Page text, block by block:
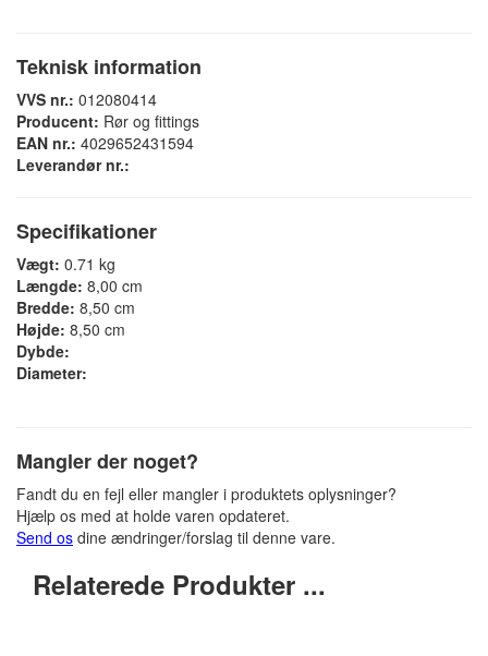
Teknisk information
VVS nr.: 012080414
Producent: Rør og fittings
EAN nr.: 4029652431594
Leverandør nr.:
Specifikationer
Vægt: 0.71 kg
Længde: 8,00 cm
Bredde: 8,50 cm
Højde: 8,50 cm
Dybde:
Diameter:
Mangler der noget?
Fandt du en fejl eller mangler i produktets oplysninger?
Hjælp os med at holde varen opdateret.
Send os dine ændringer/forslag til denne vare.
Relaterede Produkter ...